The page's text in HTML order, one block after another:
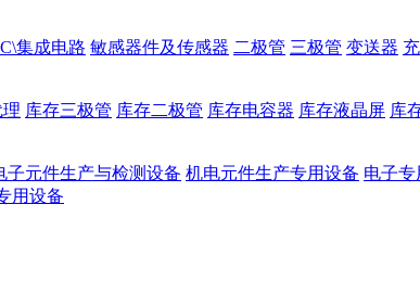
集成电路 敏感器件及传感器 二极管 三极管 变送器
库存三极管 库存二极管 库存电容器 库存液晶屏 库
子元件生产与检测设备 机电元件生产专用设备 电子
用设备